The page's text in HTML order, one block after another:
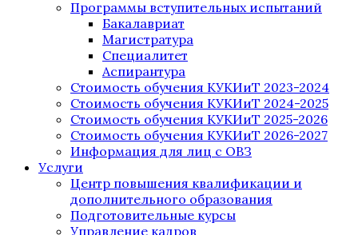
Программы вступительных испытаний
Бакалавриат
Магистратура
Специалитет
Аспирантура
Стоимость обучения КУКИиТ 2023-2024
Стоимость обучения КУКИиТ 2024-2025
Стоимость обучения КУКИиТ 2025-2026
Стоимость обучения КУКИиТ 2026-2027
Информация для лиц с ОВЗ
Услуги
Центр повышения квалификации и
дополнительного образования
Подготовительные курсы
Управление кадров